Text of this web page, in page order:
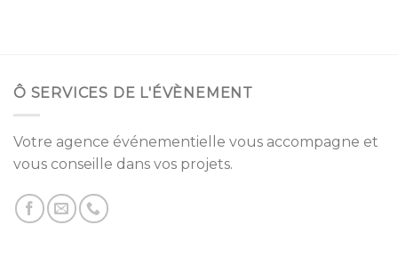
Ô SERVICES DE L'ÉVÈNEMENT
Votre agence événementielle vous accompagne et
vous conseille dans vos projets.